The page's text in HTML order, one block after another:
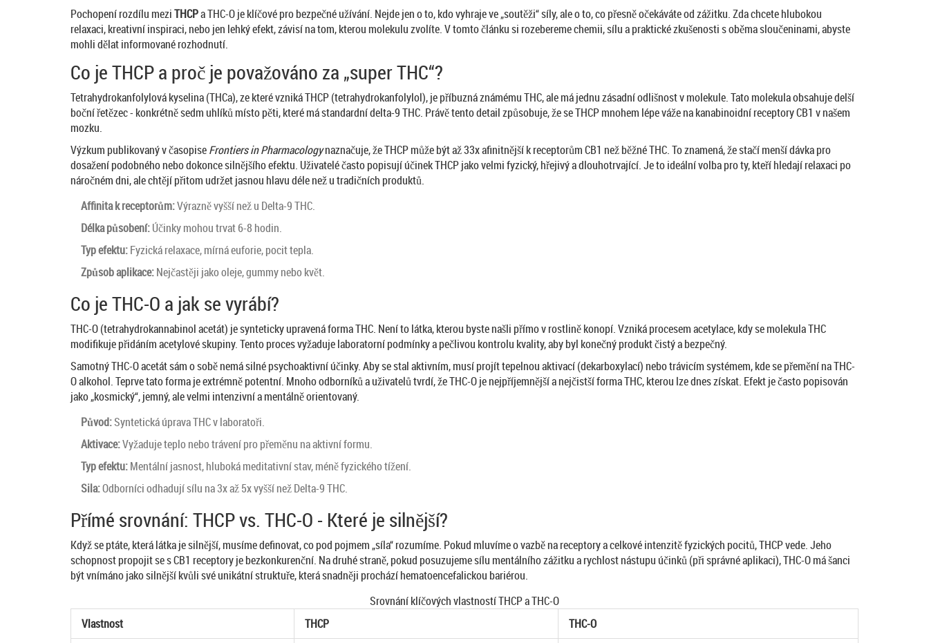
Pochopení rozdílu meziTHCPaTHC-Oje klíčové pro bezpečné užívání. Nejde jen o to, kdo vyhraje ve „soutěži“ síly, ale o to, co přesně očekáváte od zážitku. Zda chcete hlubokou
relaxaci, kreativní inspiraci, nebo jen lehký efekt, závisí na tom, kterou molekulu zvolíte. V tomto článku si rozebereme chemii, sílu a praktické zkušenosti s oběma sloučeninami, abyste
mohli dělat informované rozhodnutí.
Co je THCP a proč je považováno za „super THC“?
Tetrahydrokanfolylová kyselina (THCa), ze které vznikáTHCP(tetrahydrokanfolylol), je příbuzná známému THC, ale má jednu zásadní odlišnost v molekule. Tato molekula obsahuje delší
boční řetězec - konkrétně sedm uhlíků místo pěti, které má standardní delta-9 THC. Právě tento detail způsobuje, že se THCP mnohem lépe váže na kanabinoidní receptory CB1 v našem
mozku.
Výzkum publikovaný v časopiseFrontiers in Pharmacologynaznačuje, že THCP může být až 33x afinitnější k receptorům CB1 než běžné THC. To znamená, že stačí menší dávka pro
dosažení podobného nebo dokonce silnějšího efektu. Uživatelé často popisují účinek THCP jako velmi fyzický, hřejivý a dlouhotrvající. Je to ideální volba pro ty, kteří hledají relaxaci po
náročném dni, ale chtějí přitom udržet jasnou hlavu déle než u tradičních produktů.
Affinita k receptorům:Výrazně vyšší než u Delta-9 THC.
Délka působení:Účinky mohou trvat 6-8 hodin.
Typ efektu:Fyzická relaxace, mírná euforie, pocit tepla.
Způsob aplikace:Nejčastěji jako oleje, gummy nebo květ.
Co je THC-O a jak se vyrábí?
THC-O(tetrahydrokannabinol acetát) je synteticky upravená forma THC. Není to látka, kterou byste našli přímo v rostlině konopí. Vzniká procesem acetylace, kdy se molekula THC
modifikuje přidáním acetylové skupiny. Tento proces vyžaduje laboratorní podmínky a pečlivou kontrolu kvality, aby byl konečný produkt čistý a bezpečný.
Samotný THC-O acetát sám o sobě nemá silné psychoaktivní účinky. Aby se stal aktivním, musí projít tepelnou aktivací (dekarboxylací) nebo trávicím systémem, kde se přemění na THC-
O alkohol. Teprve tato forma je extrémně potentní. Mnoho odborníků a uživatelů tvrdí, že THC-O je nejpříjemnější a nejčistší forma THC, kterou lze dnes získat. Efekt je často popisován
jako „kosmický“, jemný, ale velmi intenzivní a mentálně orientovaný.
Původ:Syntetická úprava THC v laboratoři.
Aktivace:Vyžaduje teplo nebo trávení pro přeměnu na aktivní formu.
Typ efektu:Mentální jasnost, hluboká meditativní stav, méně fyzického tížení.
Sila:Odborníci odhadují sílu na 3x až 5x vyšší než Delta-9 THC.
Přímé srovnání: THCP vs. THC-O - Které je silnější?
Když se ptáte, která látka je silnější, musíme definovat, co pod pojmem „síla“ rozumíme. Pokud mluvíme o vazbě na receptory a celkové intenzitě fyzických pocitů, THCP vede. Jeho
schopnost propojit se s CB1 receptory je bezkonkurenční. Na druhé straně, pokud posuzujeme sílu mentálního zážitku a rychlost nástupu účinků (při správné aplikaci), THC-O má šanci
být vnímáno jako silnější kvůli své unikátní struktuře, která snadněji prochází hematoencefalickou bariérou.
Srovnání klíčových vlastností THCP a THC-O
Vlastnost
THCP
THC-O